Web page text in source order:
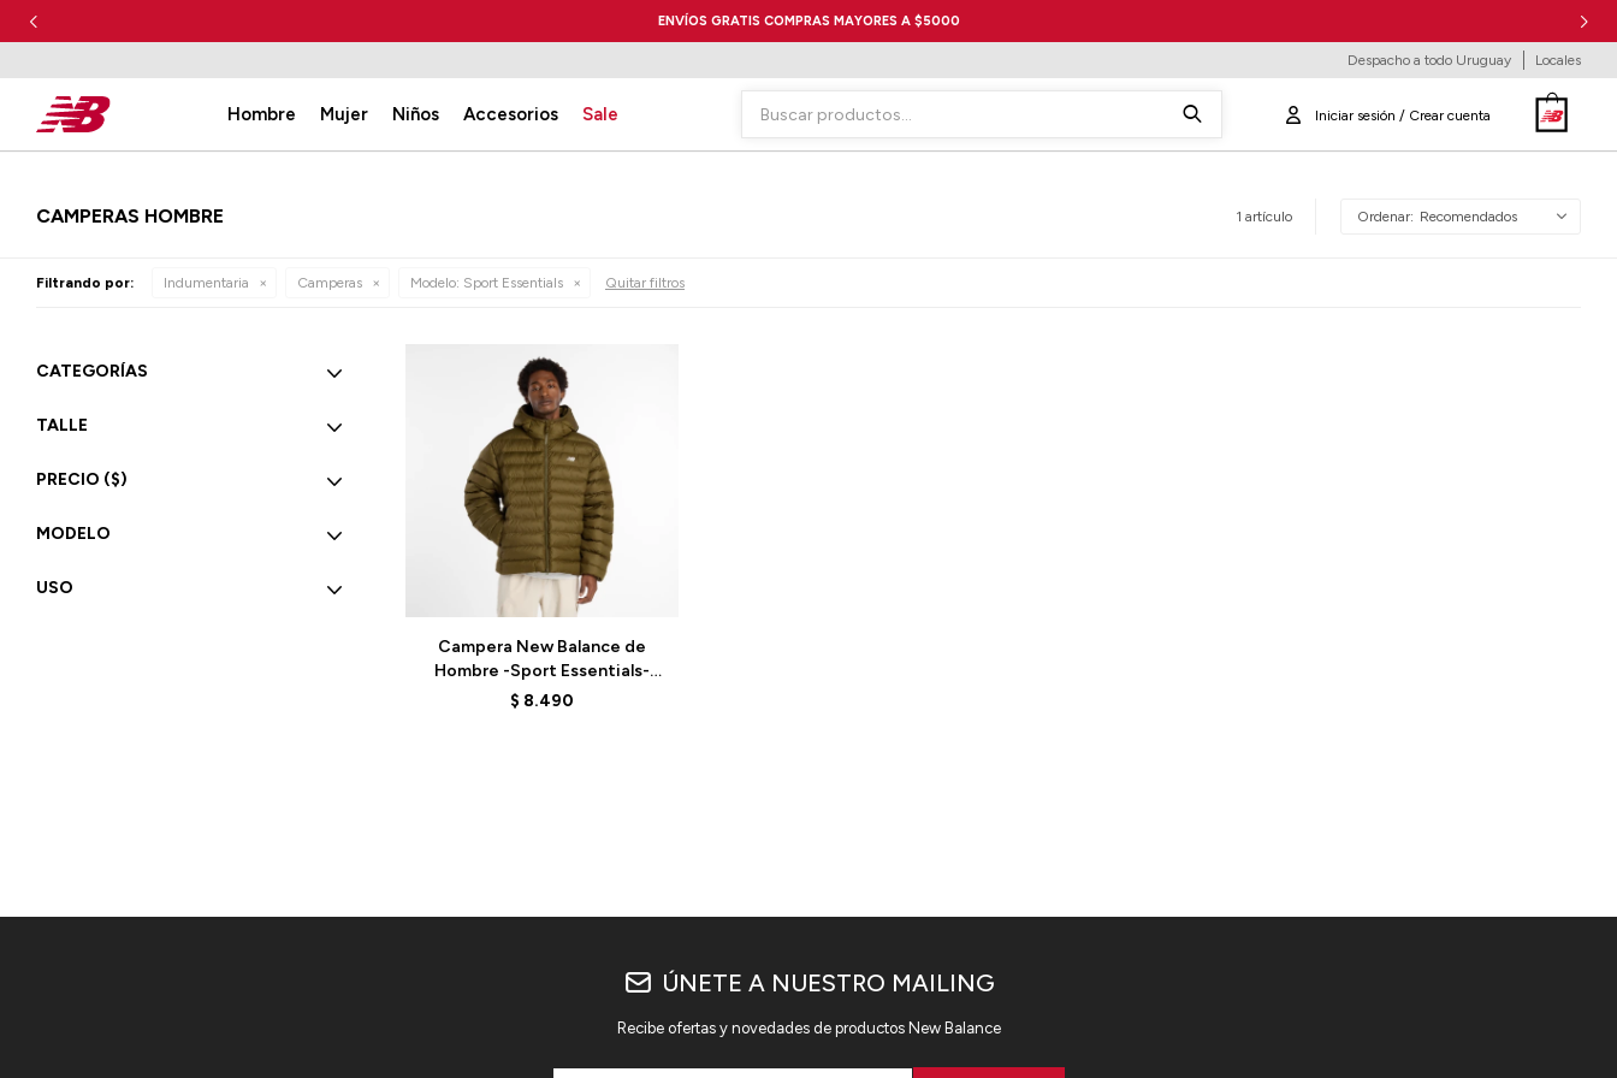
ENVÍOS GRATIS COMPRAS MAYORES A $5000
Hombre Mujer Niños Accesorios Sale
Despacho a todo Uruguay Locales
CAMPERAS HOMBRE 1 artículo Recomendados
Filtrando por: Indumentaria Camperas Modelo: Sport Essentials Quitar filtros
Campera New Balance de
Hombre -Sport Essentials-
MO53500WDL - BROWN
$ 8.490
CATEGORÍAS
TALLE
PRECIO ($)
MODELO
USO
ÚNETE A NUESTRO MAILING
Recibe ofertas y novedades de productos New Balance